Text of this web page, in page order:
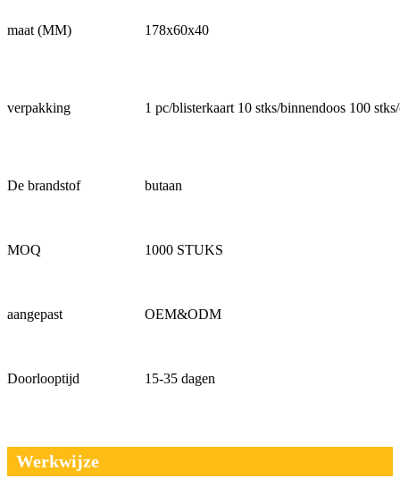
maat (MM) 178x60x40
verpakking 1 pc/blisterkaart 10 stks/binnendoos 100
De brandstof butaan
MOQ 1000 STUKS
aangepast OEM&ODM
Doorlooptijd 15-35 dagen
Werkwijze